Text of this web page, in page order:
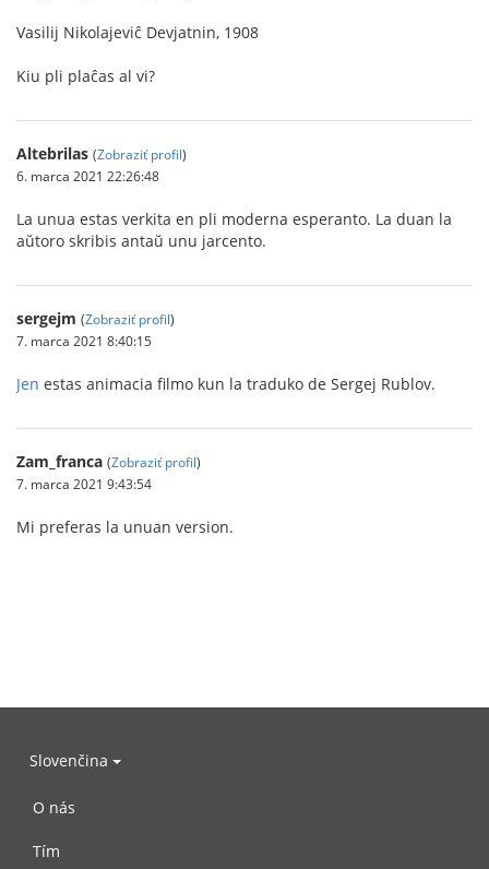
Vasilij Nikolajeviĉ Devjatnin, 1908
Kiu pli plaĉas al vi?
Altebrilas (Zobraziť profil)
6. marca 2021 22:26:48
La unua estas verkita en pli moderna esperanto. La duan la
aŭtoro skribis antaŭ unu jarcento.
sergejm (Zobraziť profil)
7. marca 2021 8:40:15
Jen estas animacia filmo kun la traduko de Sergej Rublov.
Zam_franca (Zobraziť profil)
7. marca 2021 9:43:54
Mi preferas la unuan version.
Slovenčina
O nás
Tím